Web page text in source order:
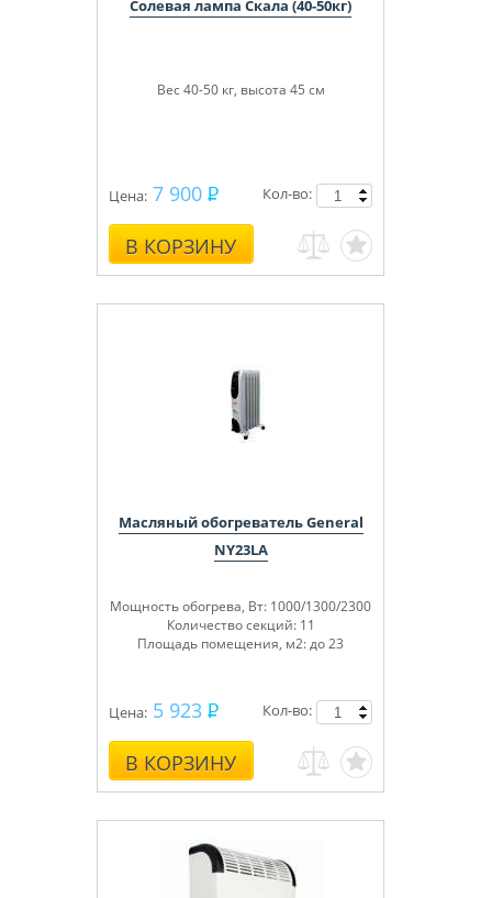
утилизации отходов. Во-вторых,
промышленных, производственных и
Солевая лампа Скала (40-50кг)
Вес 40-50 кг, высота 45 см
Цена: 7 900
В КОРЗИНУ
Кол-во:
Масляный обогреватель General
NY23LA
Мощность обогрева, Вт: 1000/1300/2300
Количество секций: 11
Площадь помещения, м2: до 23
Цена: 5 923
В КОРЗИНУ
Кол-во: